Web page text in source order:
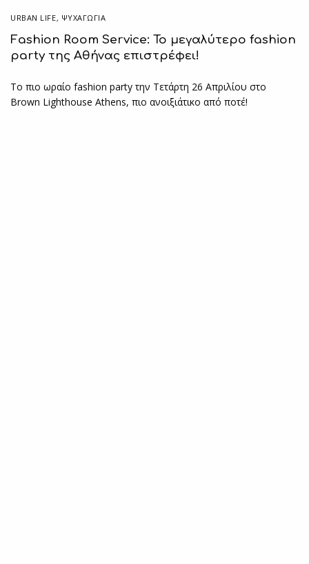
URBAN LIFE, ΨΥΧΑΓΩΓΙΑ
Fashion Room Service: Το μεγαλύτερο fashion
party της Αθήνας επιστρέφει!
Το πιο ωραίο fashion party την Τετάρτη 26 Απριλίου στο
Brown Lighthouse Athens, πιο ανοιξιάτικο από ποτέ!